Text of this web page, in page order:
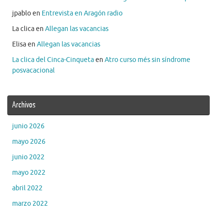
jpabloen Entrevista en Aragón radio
La clicaen Allegan las vacancias
Elisaen Allegan las vacancias
La clica del Cinca-Cinquetaen Atro curso més sin síndrome
posvacacional
Archivos
junio 2026
mayo 2026
junio 2022
mayo 2022
abril 2022
marzo 2022